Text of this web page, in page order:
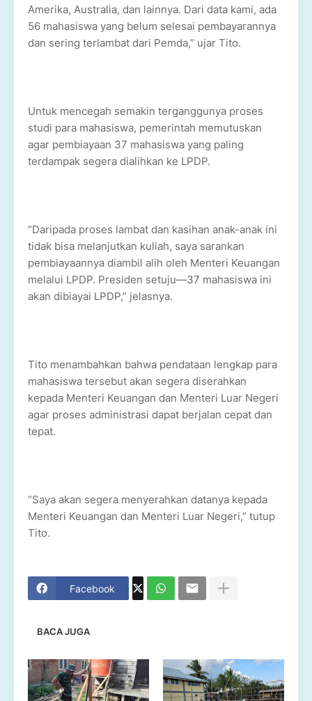
Amerika, Australia, dan lainnya. Dari data kami, ada
56 mahasiswa yang belum selesai pembayarannya
dan sering terlambat dari Pemda,” ujar Tito.
Untuk mencegah semakin terganggunya proses
studi para mahasiswa, pemerintah memutuskan
agar pembiayaan 37 mahasiswa yang paling
terdampak segera dialihkan ke LPDP.
“Daripada proses lambat dan kasihan anak-anak ini
tidak bisa melanjutkan kuliah, saya sarankan
pembiayaannya diambil alih oleh Menteri Keuangan
melalui LPDP. Presiden setuju—37 mahasiswa ini
akan dibiayai LPDP,” jelasnya.
Tito menambahkan bahwa pendataan lengkap para
mahasiswa tersebut akan segera diserahkan
kepada Menteri Keuangan dan Menteri Luar Negeri
agar proses administrasi dapat berjalan cepat dan
tepat.
“Saya akan segera menyerahkan datanya kepada
Menteri Keuangan dan Menteri Luar Negeri,” tutup
Tito.
Facebook
BACA JUGA